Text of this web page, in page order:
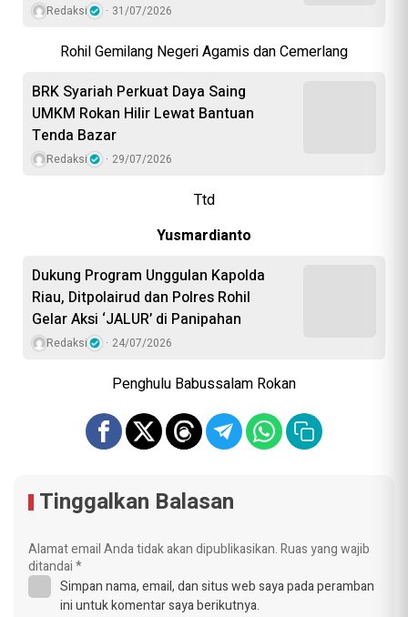
Redaksi 31/07/2026
Rohil Gemilang Negeri Agamis dan Cemerlang
BRK Syariah Perkuat Daya Saing
UMKM Rokan Hilir Lewat Bantuan
Tenda Bazar
Redaksi 29/07/2026
Ttd
Yusmardianto
Dukung Program Unggulan Kapolda
Riau, Ditpolairud dan Polres Rohil
Gelar Aksi ‘JALUR’ di Panipahan
Redaksi 24/07/2026
Penghulu Babussalam Rokan
Tinggalkan Balasan
Alamat email Anda tidak akan dipublikasikan.Ruas yang wajib
ditandai*
Simpan nama, email, dan situs web saya pada peramban
ini untuk komentar saya berikutnya.